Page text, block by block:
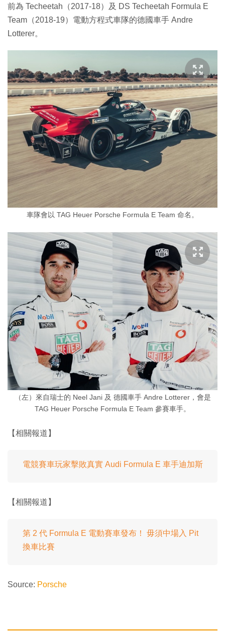
前為 Techeetah（2017-18）及 DS Techeetah Formula E
Team（2018-19）電動方程式車隊的德國車手 Andre
Lotterer。
車隊會以 TAG Heuer Porsche Formula E Team 命名。
（左）來自瑞士的 Neel Jani 及 德國車手 Andre Lotterer，會是
TAG Heuer Porsche Formula E Team 參賽車手。
【相關報道】
電競賽車玩家擊敗真實 Audi Formula E 車手迪加斯
【相關報道】
第 2 代 Formula E 電動賽車發布！ 毋須中場入 Pit
換車比賽
Source: Porsche